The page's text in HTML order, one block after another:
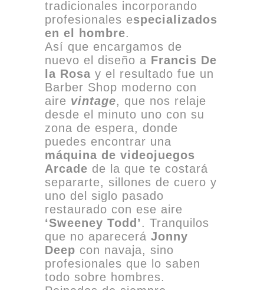
tradicionales incorporando
profesionales especializados
en el hombre.
Así que encargamos de
nuevo el diseño a Francis De
la Rosa y el resultado fue un
Barber Shop moderno con
aire vintage, que nos relaje
desde el minuto uno con su
zona de espera, donde
puedes encontrar una
máquina de videojuegos
Arcade de la que te costará
separarte, sillones de cuero y
uno del siglo pasado
restaurado con ese aire
‘Sweeney Todd’. Tranquilos
que no aparecerá Jonny
Deep con navaja, sino
profesionales que lo saben
todo sobre hombres.